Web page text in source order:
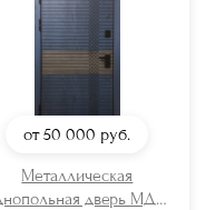
от 50 000 руб.
Металлическая
дверь МДФ